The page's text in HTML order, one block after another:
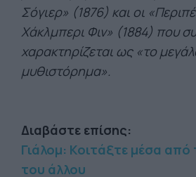
Σόγιερ» (1876) και οι
Χάκλμπερι Φιν» (1884) που
χαρακτηρίζεται ως «το
µυθιστόρηµα».
Διαβάστε επίσης:
Γιάλομ: Κοιτάξτε μέσα
του άλλου